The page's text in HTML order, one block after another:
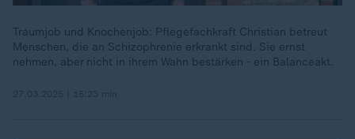
Traumjob und Knochenjob: Pflegefachkraft Christian betreut
Menschen, die an Schizophrenie erkrankt sind. Sie ernst
nehmen, aber nicht in ihrem Wahn bestärken - ein Balanceakt.